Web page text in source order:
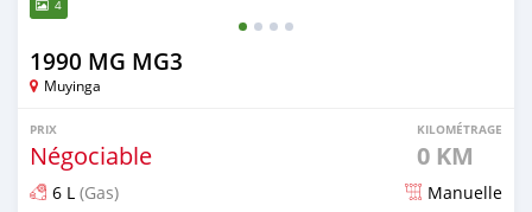
4
1990 MG MG3
Muyinga
PRIX
Négociable
KILOMÉTRAGE
0 KM
6 L (Gas) Manuelle